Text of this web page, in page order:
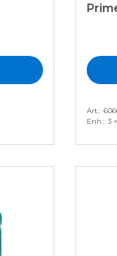
Art.
Enh. 3